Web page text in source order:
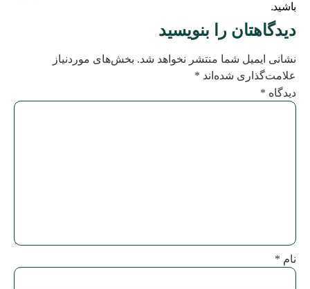
باشید.
دیدگاهتان را بنویسید
نشانی ایمیل شما منتشر نخواهد شد. بخش‌های موردنیاز
علامت‌گذاری شده‌اند *
دیدگاه *
نام *